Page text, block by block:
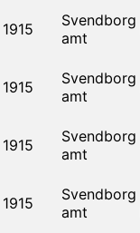
1915
Svendborg
amt
1915
Svendborg
amt
1915
Svendborg
amt
1915
Svendborg
amt